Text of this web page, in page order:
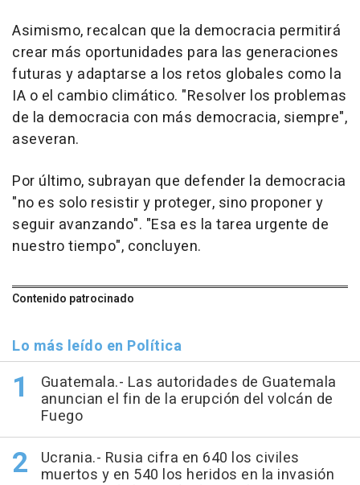
Asimismo, recalcan que la democracia permitirá
crear más oportunidades para las generaciones
futuras y adaptarse a los retos globales como la
IA o el cambio climático. "Resolver los problemas
de la democracia con más democracia, siempre",
aseveran.
Por último, subrayan que defender la democracia
"no es solo resistir y proteger, sino proponer y
seguir avanzando". "Esa es la tarea urgente de
nuestro tiempo", concluyen.
Contenido patrocinado
Lo más leído en Política
Guatemala.- Las autoridades de Guatemala
anuncian el fin de la erupción del volcán de
Fuego
Ucrania.- Rusia cifra en 640 los civiles
muertos y en 540 los heridos en la invasión